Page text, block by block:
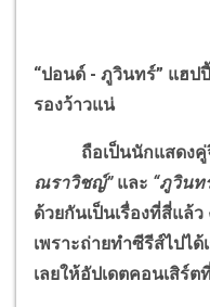
“ปอนด์ - ภูวินทร์” แฮ
รองว้าวแน่
ถือเป็นนักแสดงคู่จิ้
ณราวิชญ์”และ “ภูวินท
ด้วยกันเป็นเรื่องที่สี่แล้
เพราะถ่ายทำซีรีส์ไปไ
เลยให้อัปเดตคอนเสิร์